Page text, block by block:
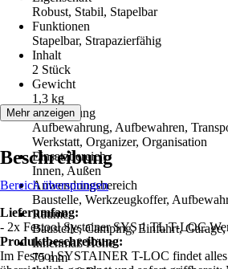
Robust, Stabil, Stapelbar
Funktionen
Stapelbar, Strapazierfähig
Inhalt
2 Stück
Gewicht
1,3 kg
Anwendung
Aufbewahrung, Aufbewahren,
Werkstatt, Organizer, Organisation
Einsatzbereich
Innen, Außen
Anwendungsbereich
Baustelle, Werkzeugkoffer,
Räume
Baustelle, Camping, Einfahrt,
Innenmaß Höhe
75 mm
Mehr anzeigen
Beschreibung
Bereich überspringen
Lieferumfang:
- 2x Festool Systainer SYS 1 TL T-LOC
Produktbeschreibung:
Im Festool SYSTAINER T-LOC findet alles